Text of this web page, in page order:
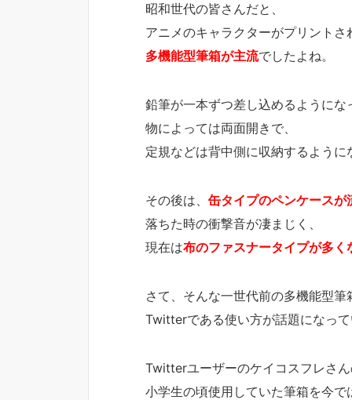
昭和世代の皆さんだと、
アニメのキャラクターがプリントさ
多機能型筆箱が主流でしたよね。
鉛筆が一本ずつ差し込めるようにな
物によっては両面開きで、
定規などは背中側に収納するように
その後は、 缶タイプのペンケースが
落ちた時の衝撃音が凄まじく、
現在は布のファスナータイプが多く
さて、そんな一世代前の多機能型筆
Twitterである使い方が話題になって
Twitterユーザーのケイコスフレさん
小学生の頃使用していた筆箱を今で